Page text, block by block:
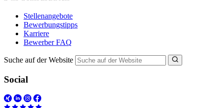
Stellenangebote
Bewerbungstipps
Karriere
Bewerber FAQ
Suche auf der Website
Social